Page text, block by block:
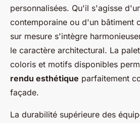
personnalisées. Qu'il s'agisse
contemporaine ou d'un bâtiment
sur mesure s'intègre
le caractère architectural. La
coloris et motifs disponibles
rendu esthétique parfaitement
façade.
La durabilité supérieure des